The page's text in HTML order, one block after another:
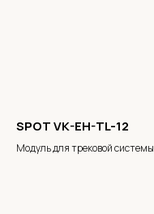
SPOT VK-EH-TL-12
Модуль для трековой системы